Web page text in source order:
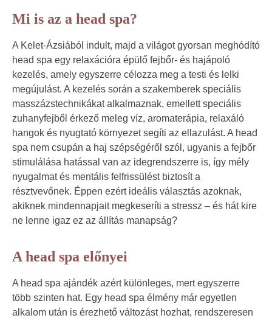
Mi is az a head spa?
A Kelet-Ázsiából indult, majd a világot gyorsan meghódító
head spa egy relaxációra épülő fejbőr- és hajápoló
kezelés, amely egyszerre célozza meg a testi és lelki
megújulást. A kezelés során a szakemberek speciális
masszázstechnikákat alkalmaznak, emellett speciális
zuhanyfejből érkező meleg víz, aromaterápia, relaxáló
hangok és nyugtató környezet segíti az ellazulást. A head
spa nem csupán a haj szépségéről szól, ugyanis a fejbőr
stimulálása hatással van az idegrendszerre is, így mély
nyugalmat és mentális felfrissülést biztosít a
résztvevőnek. Éppen ezért ideális választás azoknak,
akiknek mindennapjait megkeseríti a stressz – és hát kire
ne lenne igaz ez az állítás manapság?
A head spa előnyei
A head spa ajándék azért különleges, mert egyszerre
több szinten hat. Egy head spa élmény már egyetlen
alkalom után is érezhető változást hozhat, rendszeresen